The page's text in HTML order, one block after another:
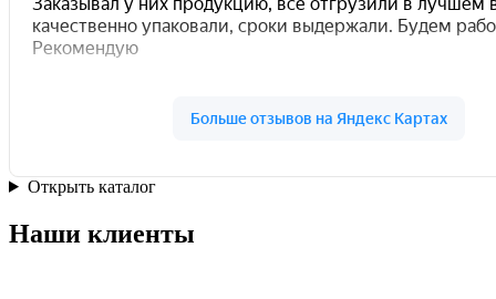
Открыть каталог
Наши клиенты